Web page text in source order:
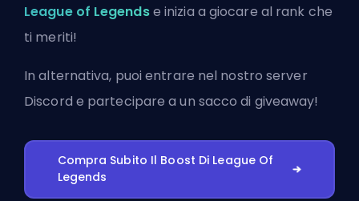
League of Legendse inizia a giocare al rank che
ti meriti!
In alternativa, puoientrare nel nostro server
Discord e partecipare a un sacco di giveaway!
Compra Subito Il Boost Di League Of
Legends